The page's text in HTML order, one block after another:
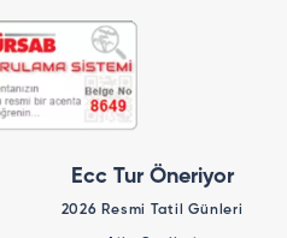
Ecc Tur Öneriyor
2026 Resmi Tatil Günleri